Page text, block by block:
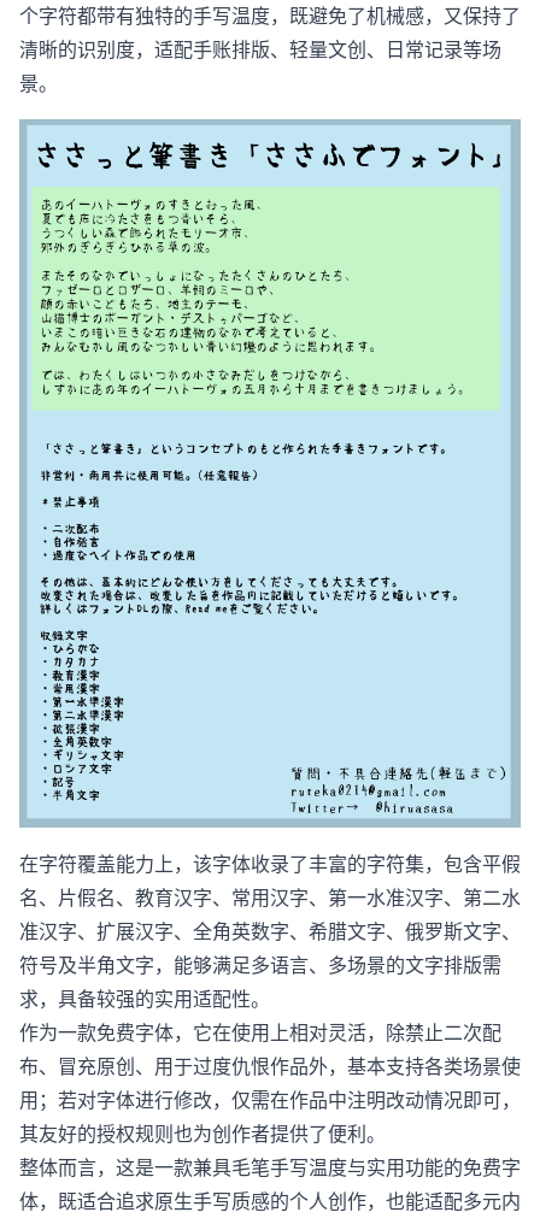
个字符都带有独特的手写温度，既避免了机械感，又保持了
清晰的识别度，适配手账排版、轻量文创、日常记录等场
景。
在字符覆盖能力上，该字体收录了丰富的字符集，包含平假
名、片假名、教育汉字、常用汉字、第一水准汉字、第二水
准汉字、扩展汉字、全角英数字、希腊文字、俄罗斯文字、
符号及半角文字，能够满足多语言、多场景的文字排版需
求，具备较强的实用适配性。
作为一款免费字体，它在使用上相对灵活，除禁止二次配
布、冒充原创、用于过度仇恨作品外，基本支持各类场景使
用；若对字体进行修改，仅需在作品中注明改动情况即可，
其友好的授权规则也为创作者提供了便利。
整体而言，这是一款兼具毛笔手写温度与实用功能的免费字
体，既适合追求原生手写质感的个人创作，也能适配多元内